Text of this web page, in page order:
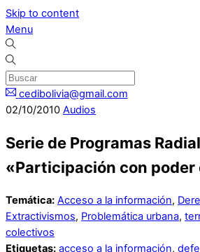
Skip to content
Menu
cedibolivia@gmail.com
02/10/2010 Audios
Serie de Programas
«Participación con poder
Temática: Acceso a la información,
Extractivismos, Problemática urbana,
colectivos
Etiquetas: acceso a la información,